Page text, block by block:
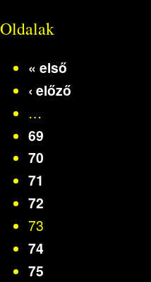
Oldalak
« első
‹ előző
…
69
70
71
72
73
74
75